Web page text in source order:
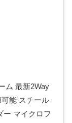
ム 最新2Way
能 スチール
ー マイクロフ